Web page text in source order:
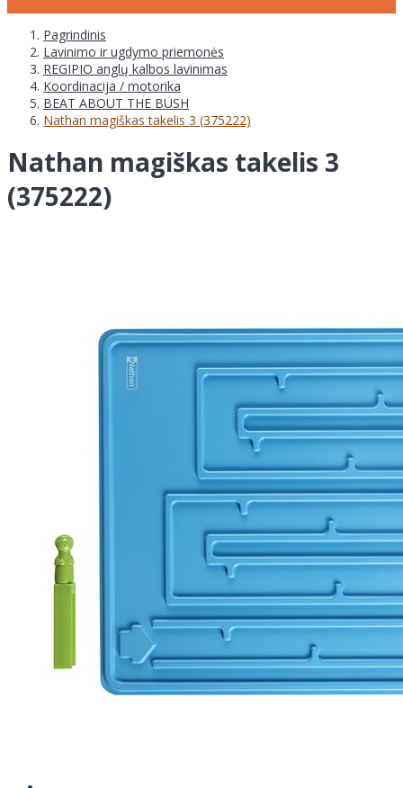
Pagrindinis
Lavinimo ir ugdymo priemonės
REGIPIO anglų kalbos lavinimas
Koordinacija / motorika
BEAT ABOUT THE BUSH
Nathan magiškas takelis 3 (375222)
Nathan magiškas takelis 3
(375222)